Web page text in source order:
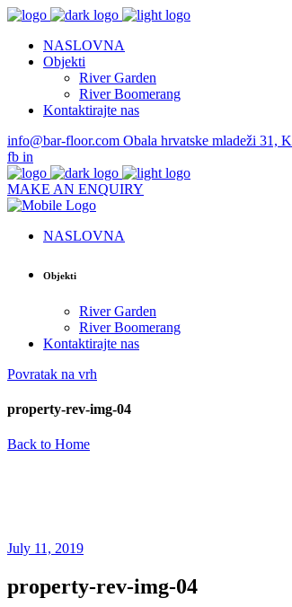
NASLOVNA
Objekti
River Garden
River Boomerang
Kontaktirajte nas
info@bar-floor.com Obala hrvatske mladeži 31,
fb in
MAKE AN ENQUIRY
NASLOVNA
Objekti
River Garden
River Boomerang
Kontaktirajte nas
Povratak na vrh
property-rev-img-04
Back to Home
July 11, 2019
property-rev-img-04